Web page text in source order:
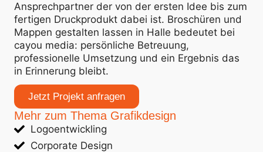
Ansprechpartner der von der ersten Idee bis zum
fertigen Druckprodukt dabei ist. Broschüren und
Mappen gestalten lassen in Halle bedeutet bei
cayou media: persönliche Betreuung,
professionelle Umsetzung und ein Ergebnis das
in Erinnerung bleibt.
Jetzt Projekt anfragen
Mehr zum Thema Grafikdesign
Logoentwickling
Corporate Design